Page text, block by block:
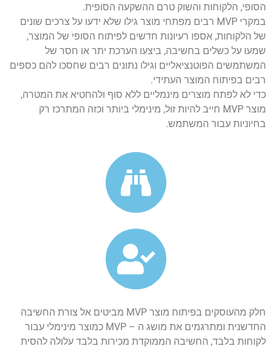
הסופי, הלקוחות והשוק טרם ההשקעה הסופית.
במקרי MVP רבים מפתחי מוצר גילו שלא ידעו על צרכים שונים
של הלקוחות, אספו רעיונות חדשים לפיתוח הסופי של המוצר,
שמעו על כשלים בחשיבה, ביצעו הערכת יתר או חסר של
המשתמשים הפוטנציאליים וגילו נתונים רבים שחסכו להם כספים
רבים בפיתוח המוצר העתידי.
כדי לא לפתח מוצרים מינמליים ללא סוף ולהחטיא את המטרה,
מוצר MVP חייב להיות זול, מינימלי ביותר וכזה המתרכז רק
בחיוניות עבור המשתמש.
חלק מהעוסקים בפיתוח מוצר MVP מביטים אל צורת החשיבה
החדשנית ומתרגמים את מושג ה – MVP כמוצר מינימלי עבור
לקוחות בלבד, החשיבה הממוקדת מכירות בלבד עלולה להסית